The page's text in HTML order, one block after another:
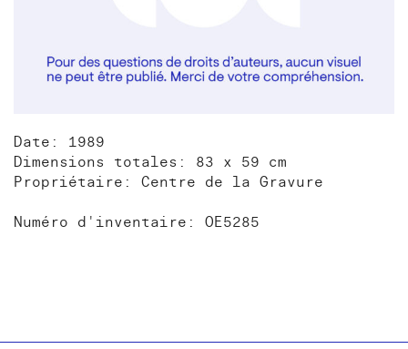
Date: 1989
Dimensions totales: 83 x 59 cm
Propriétaire: Centre de la Gravure
Numéro d'inventaire: OE5285